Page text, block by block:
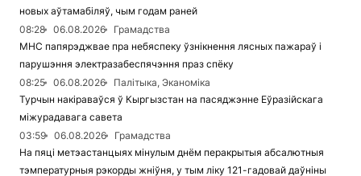
новых аўтамабіляў, чым годам раней
08:28
06.08.2026
Грамадства
МНС папярэджвае пра небяспеку ўзнікнення лясных пажараў і
парушэння электразабеспячэння праз спёку
08:25
06.08.2026
Палітыка, Эканоміка
Турчын накіраваўся ў Кыргызстан на пасяджэнне Еўразійскага
міжурадавага савета
03:59
06.08.2026
Грамадства
На пяці метэастанцыях мінулым днём перакрытыя абсалютныя
тэмпературныя рэкорды жніўня, у тым ліку 121-гадовай даўніны